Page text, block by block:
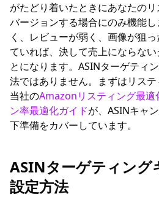
がたどり着いたときにあなたの
バージョンする場合にのみ機能
く、レビューが弱く、画像が狙
ていれば、決して売上にならな
とになります。ASINターゲティ
法ではありません。まずはリステ
当社のAmazonリスティング最適
ン率最適化ガイドが、ASINキャ
下準備をカバーしています。
ASINターゲティング
設定方法